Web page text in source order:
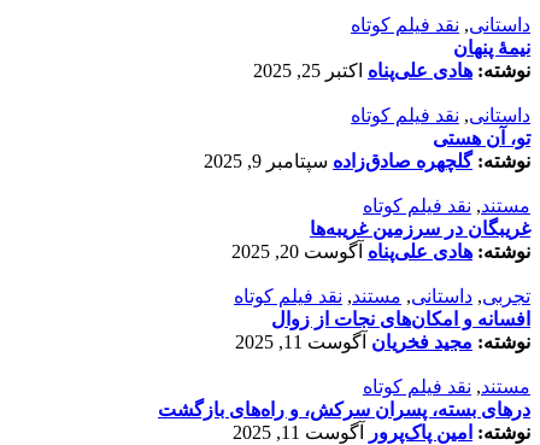
داستانی, نقد فیلم کوتاه
نیمۀ پنهان
نوشته: هادی علی‌پناه اکتبر 25, 2025
داستانی, نقد فیلم کوتاه
تو، آن هستی
نوشته:گلچهره صادق‌زاده سپتامبر 9, 2025
مستند, نقد فیلم کوتاه
غریبگان در سرزمین غریبه‌ها
نوشته: هادی علی‌پناه آگوست 20, 2025
تجربی, داستانی, مستند, نقد فیلم کوتاه
افسانه‌ و امکان‌های نجات از زوال
نوشته: مجید فخریان آگوست 11, 2025
مستند, نقد فیلم کوتاه
درهای بسته، پسران سرکش، و راه‌های بازگشت
نوشته: امین پاک‌پرور آگوست 11, 2025